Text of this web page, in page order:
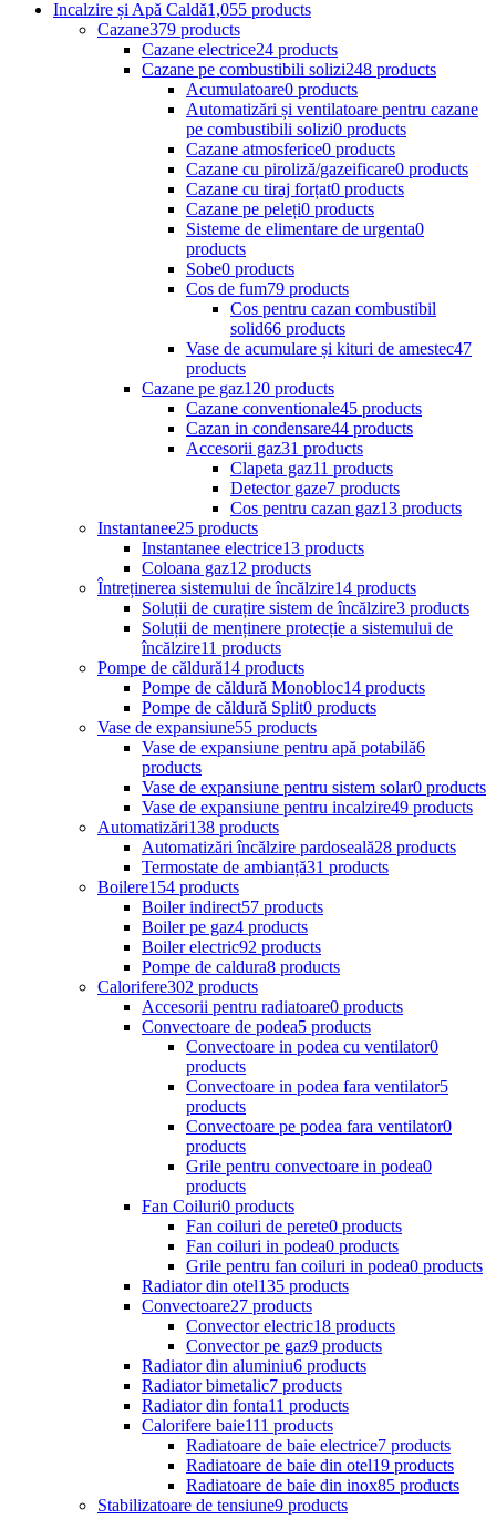
Incalzire și Apă Caldă1,055 products
Cazane379 products
Cazane electrice24 products
Cazane pe combustibili solizi248 products
Acumulatoare0 products
Automatizări și ventilatoare pentru cazane
pe combustibili solizi0 products
Cazane atmosferice0 products
Cazane cu piroliză/gazeificare0 products
Cazane cu tiraj forțat0 products
Cazane pe peleți0 products
Sisteme de elimentare de urgenta0
products
Sobe0 products
Cos de fum79 products
Cos pentru cazan combustibil
solid66 products
Vase de acumulare și kituri de amestec47
products
Cazane pe gaz120 products
Cazane conventionale45 products
Cazan in condensare44 products
Accesorii gaz31 products
Clapeta gaz11 products
Detector gaze7 products
Cos pentru cazan gaz13 products
Instantanee25 products
Instantanee electrice13 products
Coloana gaz12 products
Întreținerea sistemului de încălzire14 products
Soluții de curațire sistem de încălzire3 products
Soluții de menținere protecție a sistemului de
încălzire11 products
Pompe de căldură14 products
Pompe de căldură Monobloc14 products
Pompe de căldură Split0 products
Vase de expansiune55 products
Vase de expansiune pentru apă potabilă6
products
Vase de expansiune pentru sistem solar0 products
Vase de expansiune pentru incalzire49 products
Automatizări138 products
Automatizări încălzire pardoseală28 products
Termostate de ambianță31 products
Boilere154 products
Boiler indirect57 products
Boiler pe gaz4 products
Boiler electric92 products
Pompe de caldura8 products
Calorifere302 products
Accesorii pentru radiatoare0 products
Convectoare de podea5 products
Convectoare in podea cu ventilator0
products
Convectoare in podea fara ventilator5
products
Convectoare pe podea fara ventilator0
products
Grile pentru convectoare in podea0
products
Fan Coiluri0 products
Fan coiluri de perete0 products
Fan coiluri in podea0 products
Grile pentru fan coiluri in podea0 products
Radiator din otel135 products
Convectoare27 products
Convector electric18 products
Convector pe gaz9 products
Radiator din aluminiu6 products
Radiator bimetalic7 products
Radiator din fonta11 products
Calorifere baie111 products
Radiatoare de baie electrice7 products
Radiatoare de baie din otel19 products
Radiatoare de baie din inox85 products
Stabilizatoare de tensiune9 products